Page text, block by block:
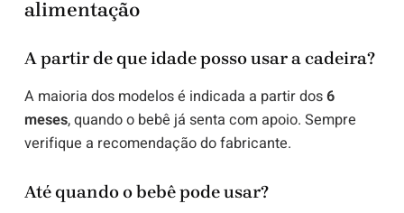
alimentação
A partir de que idade posso usar a cadeira?
A maioria dos modelos é indicada a partir dos6
meses, quando o bebê já senta com apoio. Sempre
verifique a recomendação do fabricante.
Até quando o bebê pode usar?